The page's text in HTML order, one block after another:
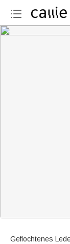
Geflochtenes